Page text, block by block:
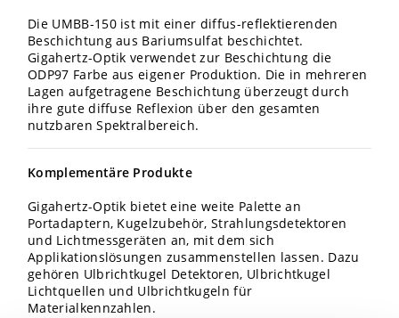
Die UMBB-150 ist mit einer diffus-reflektierenden
Beschichtung aus Bariumsulfat beschichtet.
Gigahertz-Optik verwendet zur Beschichtung die
ODP97 Farbe aus eigener Produktion. Die in mehreren
Lagen aufgetragene Beschichtung überzeugt durch
ihre gute diffuse Reflexion über den gesamten
nutzbaren Spektralbereich.
Komplementäre Produkte
Gigahertz-Optik bietet eine weite Palette an
Portadaptern, Kugelzubehör, Strahlungsdetektoren
und Lichtmessgeräten an, mit dem sich
Applikationslösungen zusammenstellen lassen. Dazu
gehören Ulbrichtkugel Detektoren, Ulbrichtkugel
Lichtquellen und Ulbrichtkugeln für
Materialkennzahlen.